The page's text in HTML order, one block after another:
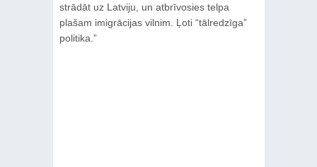
strādāt uz Latviju, un atbrīvosies telpa
plašam imigrācijas vilnim. Ļoti “tālredzīga”
politika.”